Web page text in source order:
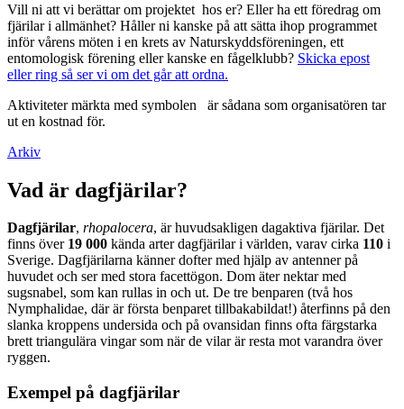
Vill ni att vi berättar om projektet hos er? Eller ha ett föredrag om
fjärilar i allmänhet? Håller ni kanske på att sätta ihop programmet
inför vårens möten i en krets av Naturskyddsföreningen, ett
entomologisk förening eller kanske en fågelklubb? Skicka epost
eller ring så ser vi om det går att ordna.
Aktiviteter märkta med symbolen
är sådana som organisatören tar
ut en kostnad för.
Arkiv
Vad är dagfjärilar?
Dagfjärilar, rhopalocera, är huvudsakligen dagaktiva fjärilar. Det
finns över 19 000 kända arter dagfjärilar i världen, varav cirka 110 i
Sverige. Dagfjärilarna känner dofter med hjälp av antenner på
huvudet och ser med stora facettögon. Dom äter nektar med
sugsnabel, som kan rullas in och ut. De tre benparen (två hos
Nymphalidae, där är första benparet tillbakabildat!) återfinns på den
slanka kroppens undersida och på ovansidan finns ofta färgstarka
brett triangulära vingar som när de vilar är resta mot varandra över
ryggen.
Exempel på dagfjärilar